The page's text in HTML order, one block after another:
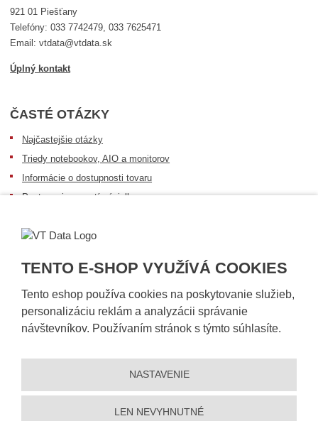
TENTO E-SHOP VYUŽÍVÁ COOKIES
Tento eshop používa cookies na poskytovanie služieb,
personalizáciu reklám a analyzácii správanie
návštevníkov. Používaním stránok s týmto súhlasíte.
NASTAVENIE
LEN NEVYHNUTNÉ
921 01 Piešťany
Telefóny: 033 7742479, 033 7625471
Email: vtdata@vtdata.sk
Úplný kontakt
ČASTÉ OTÁZKY
Najčastejšie otázky
Triedy notebookov, AIO a monitorov
Informácie o dostupnosti tovaru
Postup pri prevzatí zásielky
Sledovanie zásielok
Vyhlásenie o prístupnosti |Ochrana osobných údajov |Mapa stránky |